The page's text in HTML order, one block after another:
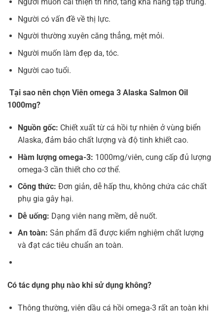
Người có vấn đề về thị lực.
Người thường xuyên căng thẳng, mệt mỏi.
Người muốn làm đẹp da, tóc.
Người cao tuổi.
Tại sao nên chọn Viên omega 3 Alaska Salmon Oil
1000mg?
Nguồn gốc: Chiết xuất từ cá hồi tự nhiên ở vùng biển
Alaska, đảm bảo chất lượng và độ tinh khiết cao.
Hàm lượng omega-3: 1000mg/viên, cung cấp đủ lượng
omega-3 cần thiết cho cơ thể.
Công thức: Đơn giản, dễ hấp thu, không chứa các chất
phụ gia gây hại.
Dễ uống: Dạng viên nang mềm, dễ nuốt.
An toàn: Sản phẩm đã được kiểm nghiệm chất lượng
và đạt các tiêu chuẩn an toàn.
Có tác dụng phụ nào khi sử dụng không?
Thông thường, viên dầu cá hồi omega-3 rất an toàn khi